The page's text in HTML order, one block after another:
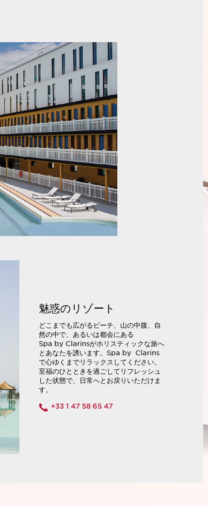
魅惑のリゾート
どこまでも広がるビーチ、山の中腹、自
然の中で、あるいは都会にある
Spa by Clarinsがホリスティックな旅へ
とあなたを誘います。Spa by Clarins
で心ゆくまでリラックスしてください。
至福のひとときを過ごしてリフレッシュ
した状態で、日常へとお戻りいただけま
す。
+33 1 47 58 65 47